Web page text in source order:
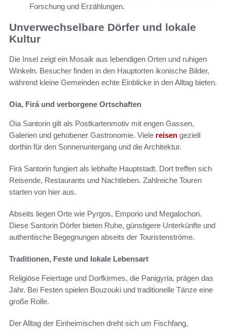
Forschung und Erzählungen.
Unverwechselbare Dörfer und lokale
Kultur
Die Insel zeigt ein Mosaik aus lebendigen Orten und ruhigen
Winkeln. Besucher finden in den Hauptorten ikonische Bilder,
während kleine Gemeinden echte Einblicke in den Alltag bieten.
Oia, Firá und verborgene Ortschaften
Oia Santorin gilt als Postkartenmotiv mit engen Gassen,
Galerien und gehobener Gastronomie. Viele reisen gezielt
dorthin für den Sonnenuntergang und die Architektur.
Firá Santorin fungiert als lebhafte Hauptstadt. Dort treffen sich
Reisende, Restaurants und Nachtleben. Zahlreiche Touren
starten von hier aus.
Abseits liegen Orte wie Pyrgos, Emporio und Megalochori.
Diese Santorin Dörfer bieten Ruhe, günstigere Unterkünfte und
authentische Begegnungen abseits der Touristenströme.
Traditionen, Feste und lokale Lebensart
Religiöse Feiertage und Dorfkirmes, die Panigyria, prägen das
Jahr. Bei Festen spielen Bouzouki und traditionelle Tänze eine
große Rolle.
Der Alltag der Einheimischen dreht sich um Fischfang,